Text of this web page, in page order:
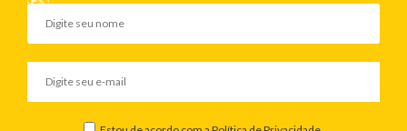
*Garantia do Fornecedor: 3 Meses.